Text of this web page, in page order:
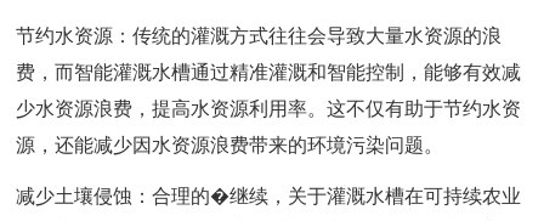
节约水资源：传统的灌溉方式往往会导致大量水资源的浪
费，而智能灌溉水槽通过精准灌溉和智能控制，能够有效减
少水资源浪费，提高水资源利用率。这不仅有助于节约水资
源，还能减少因水资源浪费带来的环境污染问题。
减少土壤侵蚀：合理的�继续，关于灌溉水槽在可持续农业